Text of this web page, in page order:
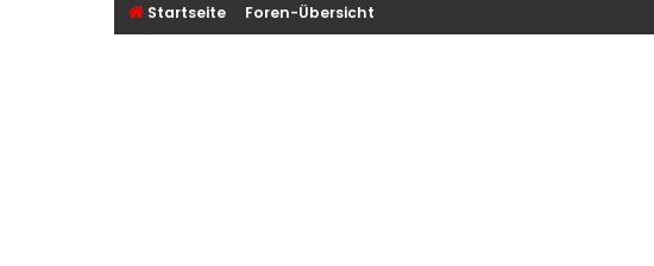
Startseite Foren-Übersicht